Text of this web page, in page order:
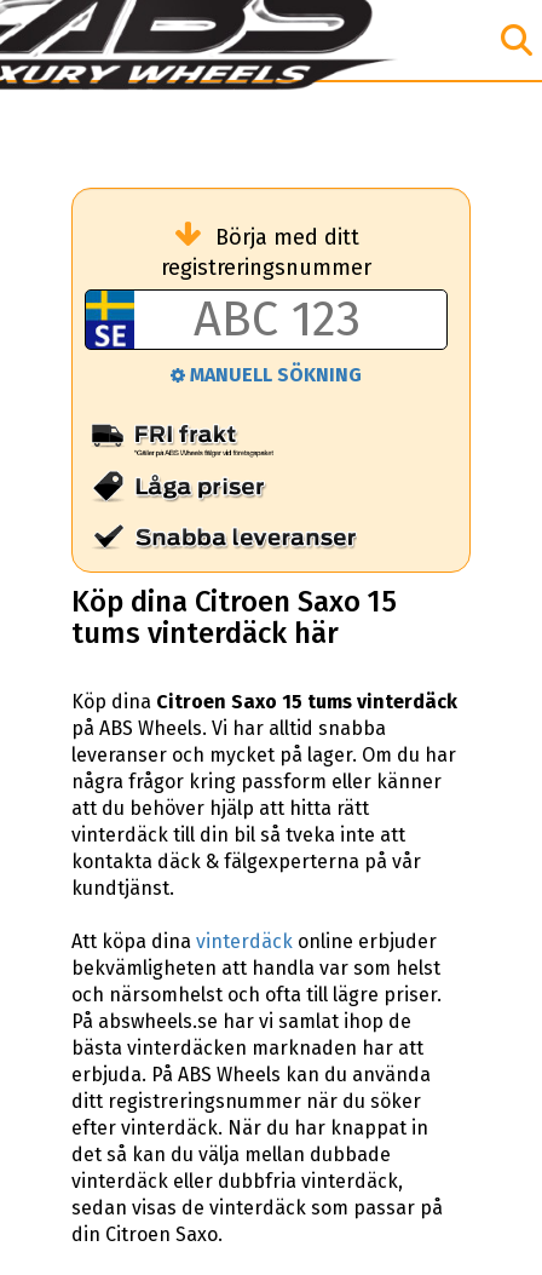
Börja med ditt
registreringsnummer
MANUELL SÖKNING
Köp dina Citroen Saxo 15
tums vinterdäck här
Köp dina Citroen Saxo 15 tums vinterdäck
på ABS Wheels. Vi har alltid snabba
leveranser och mycket på lager. Om du har
några frågor kring passform eller känner
att du behöver hjälp att hitta rätt
vinterdäck till din bil så tveka inte att
kontakta däck & fälgexperterna på vår
kundtjänst.
Att köpa dina vinterdäckonline erbjuder
bekvämligheten att handla var som helst
och närsomhelst och ofta till lägre priser.
På abswheels.se har vi samlat ihop de
bästa vinterdäcken marknaden har att
erbjuda. På ABS Wheels kan du använda
ditt registreringsnummer när du söker
efter vinterdäck. När du har knappat in
det så kan du välja mellan dubbade
vinterdäck eller dubbfria vinterdäck,
sedan visas de vinterdäck som passar på
din Citroen Saxo.